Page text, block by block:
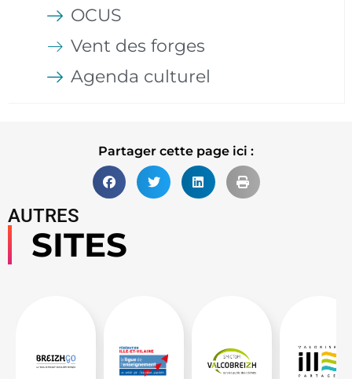
OCUS
Vent des forges
Agenda culturel
Partager cette page ici :
AUTRES
SITES